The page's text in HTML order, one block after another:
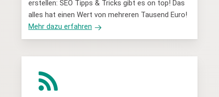
erstellen: SEO Tipps & Tricks gibt es on top! Das
alles hat einen Wert von mehreren Tausend Euro!
Mehr dazu erfahren